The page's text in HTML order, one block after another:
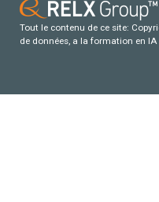
Tout le contenu de ce site:
de données, a la formation en